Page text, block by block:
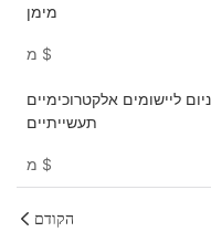
מימן
$
ליישומים אלקטרוכימיים
תעשייתיים
$
הקודם